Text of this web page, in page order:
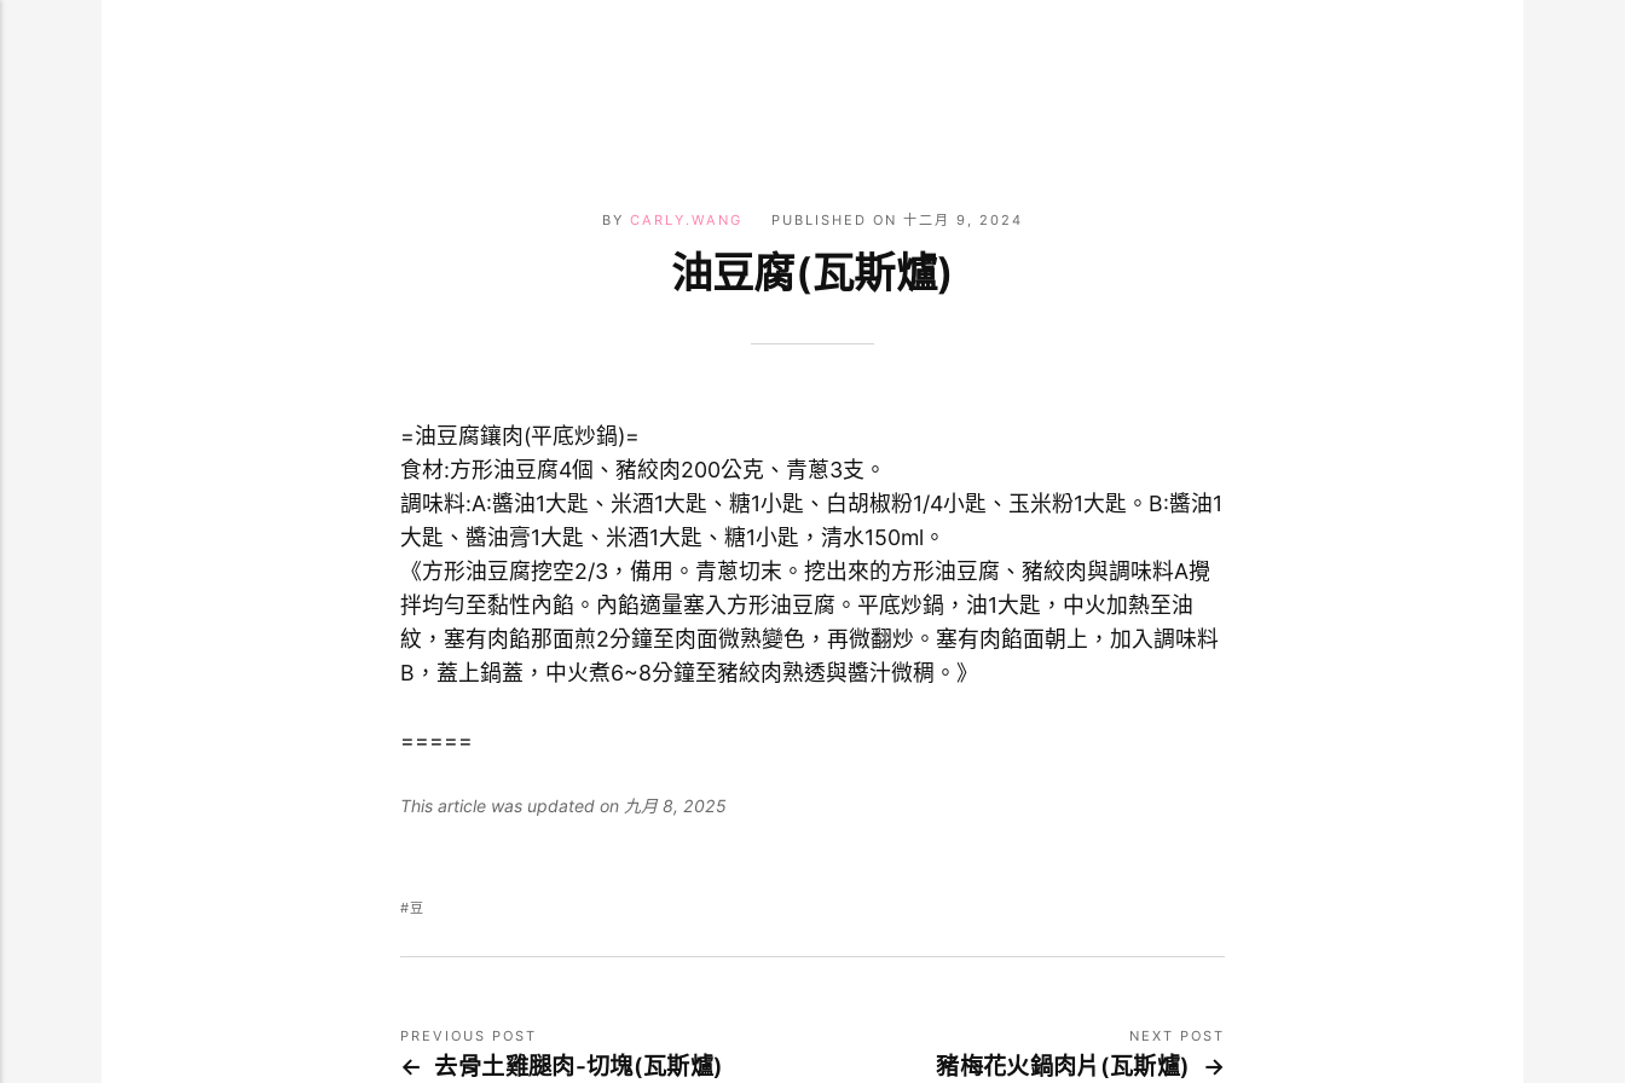
BY CARLY.WANG PUBLISHED ON 十二月 9, 2024
油豆腐(瓦斯爐)
=油豆腐鑲肉(平底炒鍋)=
食材:方形油豆腐4個、豬絞肉200公克、青蔥3支。
調味料:A:醬油1大匙、米酒1大匙、糖1小匙、白胡椒粉1/4小匙、玉米粉1大匙。B:醬油1
大匙、醬油膏1大匙、米酒1大匙、糖1小匙，清水150ml。
《方形油豆腐挖空2/3，備用。青蔥切末。挖出來的方形油豆腐、豬絞肉與調味料A攪
拌均勻至黏性內餡。內餡適量塞入方形油豆腐。平底炒鍋，油1大匙，中火加熱至油
紋，塞有肉餡那面煎2分鐘至肉面微熟變色，再微翻炒。塞有肉餡面朝上，加入調味料
B，蓋上鍋蓋，中火煮6~8分鐘至豬絞肉熟透與醬汁微稠。》
=====
This article was updated on 九月 8, 2025
豆
PREVIOUS POST
去骨土雞腿肉-切塊(瓦斯爐)
NEXT POST
豬梅花火鍋肉片(瓦斯爐)